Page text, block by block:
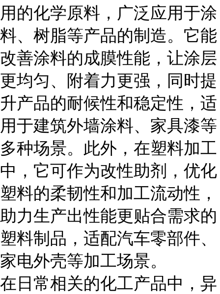
用的化学原料，广泛应用于涂
料、树脂等产品的制造。它能
改善涂料的成膜性能，让涂层
更均匀、附着力更强，同时提
升产品的耐候性和稳定性，适
用于建筑外墙涂料、家具漆等
多种场景。此外，在塑料加工
中，它可作为改性助剂，优化
塑料的柔韧性和加工流动性，
助力生产出性能更贴合需求的
塑料制品，适配汽车零部件、
家电外壳等加工场景。
在日常相关的化工产品中，异